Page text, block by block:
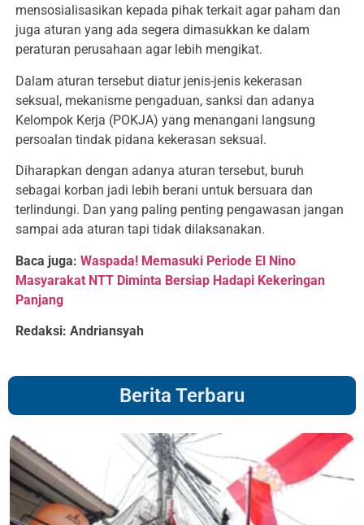
mensosialisasikan kepada pihak terkait agar paham dan
juga aturan yang ada segera dimasukkan ke dalam
peraturan perusahaan agar lebih mengikat.
Dalam aturan tersebut diatur jenis-jenis kekerasan
seksual, mekanisme pengaduan, sanksi dan adanya
Kelompok Kerja (POKJA) yang menangani langsung
persoalan tindak pidana kekerasan seksual.
Diharapkan dengan adanya aturan tersebut, buruh
sebagai korban jadi lebih berani untuk bersuara dan
terlindungi. Dan yang paling penting pengawasan jangan
sampai ada aturan tapi tidak dilaksanakan.
Baca juga: Waspada! Memasuki Periode El Nino
Masyarakat NTT Diminta Bersiap Hadapi Kekeringan
Panjang
Redaksi: Andriansyah
Berita Terbaru